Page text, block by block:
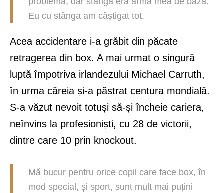
Eu cu stânga am câștigat tot.
Acea accidentare i-a grăbit din păcate
retragerea din box. A mai urmat o singură
luptă împotriva irlandezului Michael Carruth,
în urma căreia și-a păstrat centura mondială.
S-a văzut nevoit totuși să-și încheie cariera,
neînvins la profesioniști, cu 28 de victorii,
dintre care 10 prin knockout.
Mă bucur pentru orice copil care face box, în
mod special, și sport, sunt mult mai puțini